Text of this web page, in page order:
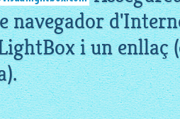
navegador
i un enllaç